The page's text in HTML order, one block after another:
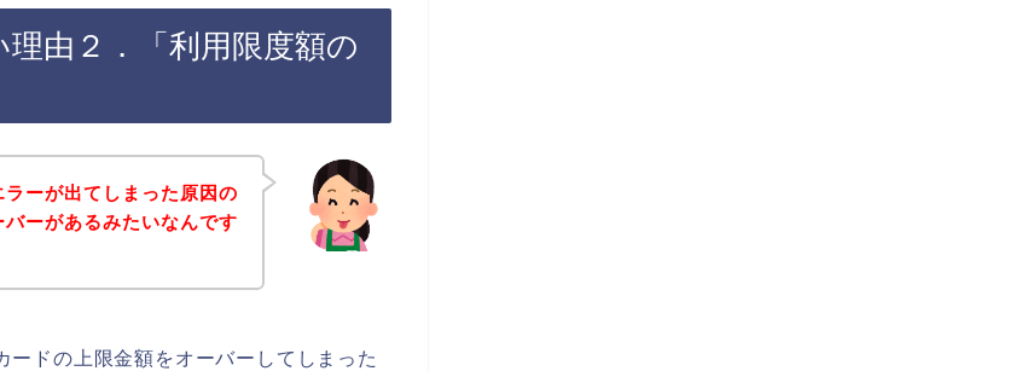
由２．「利用限度額の
ーが出てしまった原因の
ーがあるみたいなんです
ドの上限金額をオーバーしてしまった